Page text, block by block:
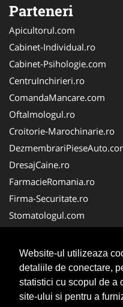
Website-ul utilizeaza
detaliile de conectare,
statistici cu scopul de a
site-ului si pentru a
Parteneri
Apicultorul.com
Cabinet-Individual.ro
Cabinet-Psihologie.com
CentruInchirieri.ro
ComandaMancare.com
Oftalmologul.ro
Croitorie-Marochinarie.ro
DresajCaine.ro
FarmacieRomania.ro
Firma-Securitate.ro
Stomatologul.com
Birouri-Cadastru. Ro
Cardiologul.ro
FirmaTractariAuto.ro
Medic-Bun.com